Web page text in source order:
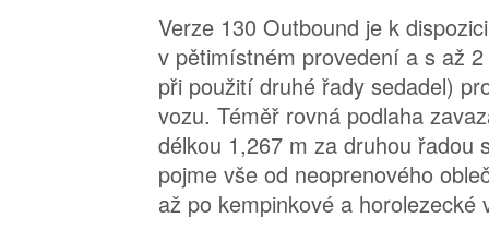
Verze 130 Outbound je k
v pětimístném provedení a s až
při použití druhé řady sedadel)
vozu. Téměř rovná podlaha
délkou 1,267 m za druhou řadou
pojme vše od neoprenového
až po kempinkové a horolezecké